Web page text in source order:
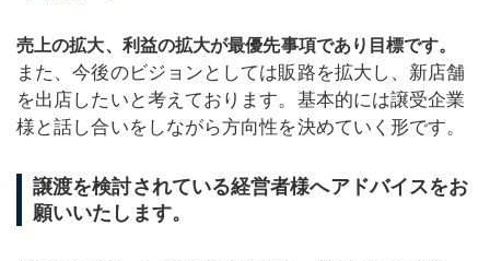
売上の拡大、利益の拡大が最優先事項であり目標です。
また、今後のビジョンとしては販路を拡大し、新店舗
を出店したいと考えております。基本的には譲受企業
様と話し合いをしながら方向性を決めていく形です。
譲渡を検討されている経営者様へアドバイスをお
願いいたします。